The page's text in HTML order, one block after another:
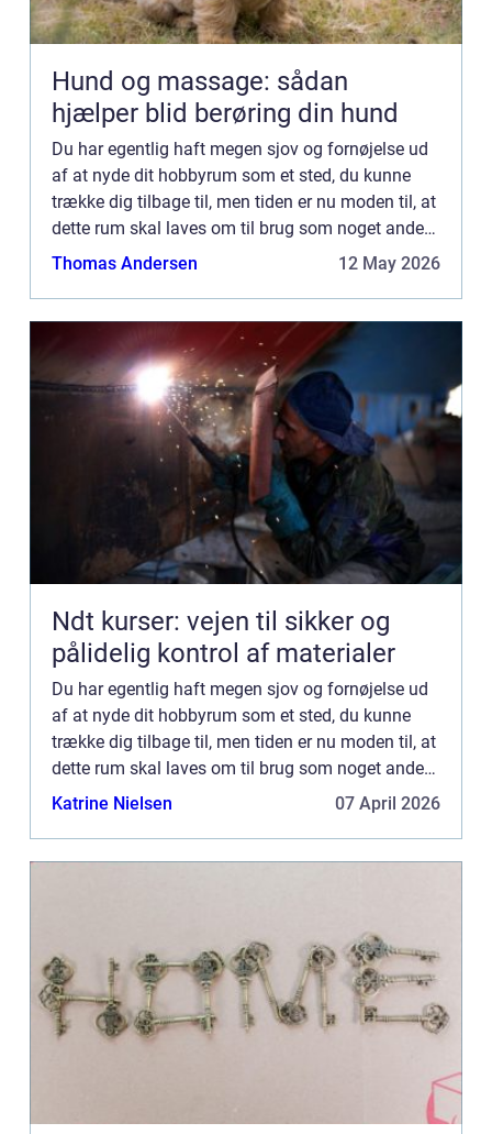
Hund og massage: sådan
hjælper blid berøring din hund
Du har egentlig haft megen sjov og fornøjelse ud
af at nyde dit hobbyrum som et sted, du kunne
trække dig tilbage til, men tiden er nu moden til, at
dette rum skal laves om til brug som noget andet.
Det kan være i en tidlig alder, ...
Thomas Andersen 12 May 2026
Ndt kurser: vejen til sikker og
pålidelig kontrol af materialer
Du har egentlig haft megen sjov og fornøjelse ud
af at nyde dit hobbyrum som et sted, du kunne
trække dig tilbage til, men tiden er nu moden til, at
dette rum skal laves om til brug som noget andet.
Det kan være i en tidlig alder, ...
Katrine Nielsen 07 April 2026